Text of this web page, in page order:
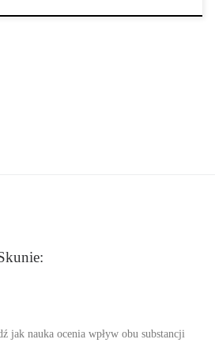
jak nauka ocenia wpływ obu substancji